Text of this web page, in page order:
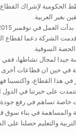
لإشراك القطاع
بغير العربية.
الشركة دعما
السوقية.
لمجال نشاطها، ففي
في حين ان قطاعات
في هذا القطاع،
على خبرتنا في
خاصة تساهم في رفع جودة
والمساهمة في بناء
التربية والتعليم